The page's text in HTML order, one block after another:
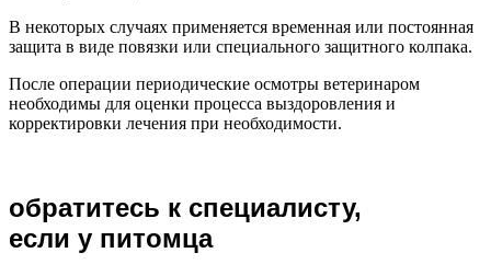
В некоторых случаях применяется временная или постоянная
защита в виде повязки или специального защитного колпака.
После операции периодические осмотры ветеринаром
необходимы для оценки процесса выздоровления и
корректировки лечения при необходимости.
обратитесь к специалисту,
если у питомца